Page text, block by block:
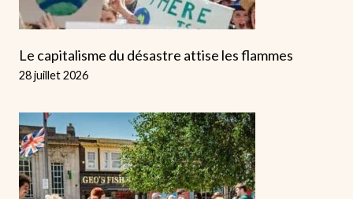
Le capitalisme du désastre attise les flammes
28 juillet 2026